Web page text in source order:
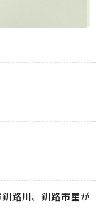
路川、釧路市星が